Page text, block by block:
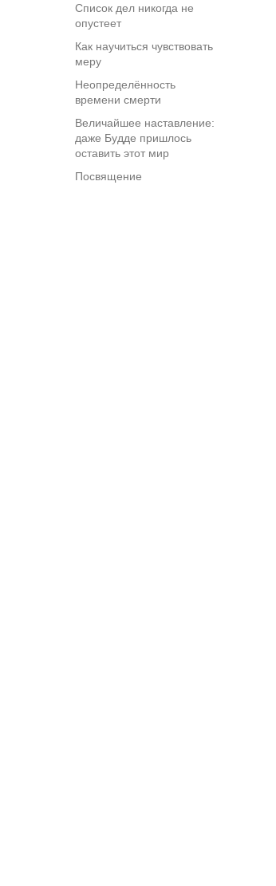
Список дел никогда не
опустеет
Как научиться чувствовать
меру
Неопределённость
времени смерти
Величайшее наставление:
даже Будде пришлось
оставить этот мир
Посвящение